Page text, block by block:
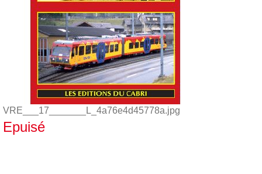
VRE___17_______L_4a76e4d45778a.jpg
Epuisé